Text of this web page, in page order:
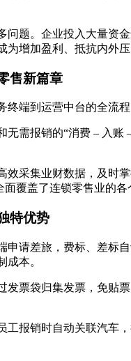
题。企业投入大量资
增加盈利、抵抗内外
售新篇章
端到运营中台的全流
需报销的“消费 – 入账
效采集业财数据，及时
覆盖了连锁零售业的各
特优势
申请差旅，费标、差标
成本。
发票袋归集发票，免贴
工报销时自动关联汽车